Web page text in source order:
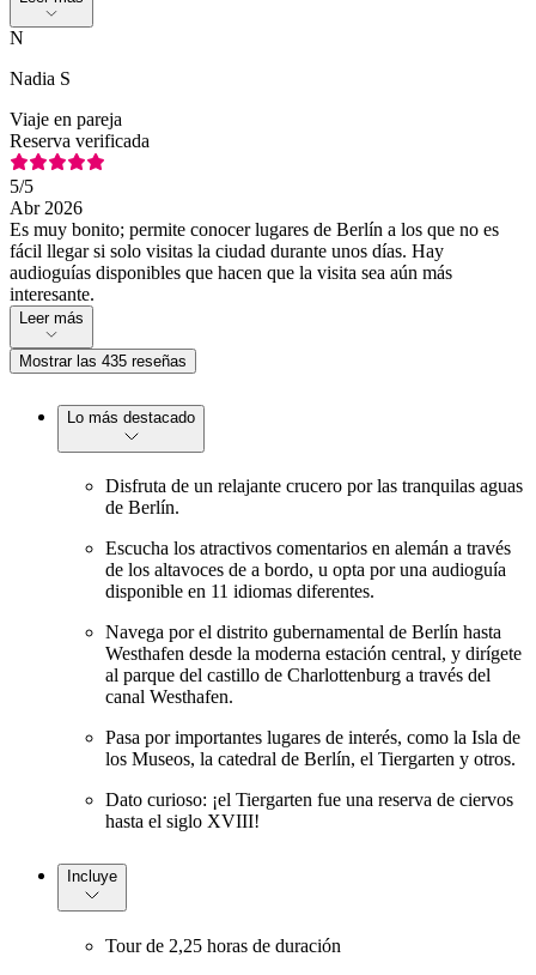
N
Nadia S
Viaje en pareja
Reserva verificada
5/5
Abr 2026
Es muy bonito; permite conocer lugares de Berlín a los que no es
fácil llegar si solo visitas la ciudad durante unos días. Hay
audioguías disponibles que hacen que la visita sea aún más
interesante.
Leer más
Mostrar las 435 reseñas
Lo más destacado
Disfruta de un relajante crucero por las tranquilas aguas
de Berlín.
Escucha los atractivos comentarios en alemán a través
de los altavoces de a bordo, u opta por una audioguía
disponible en 11 idiomas diferentes.
Navega por el distrito gubernamental de Berlín hasta
Westhafen desde la moderna estación central, y dirígete
al parque del castillo de Charlottenburg a través del
canal Westhafen.
Pasa por importantes lugares de interés, como la Isla de
los Museos, la catedral de Berlín, el Tiergarten y otros.
Dato curioso: ¡el Tiergarten fue una reserva de ciervos
hasta el siglo XVIII!
Incluye
Tour de 2,25 horas de duración